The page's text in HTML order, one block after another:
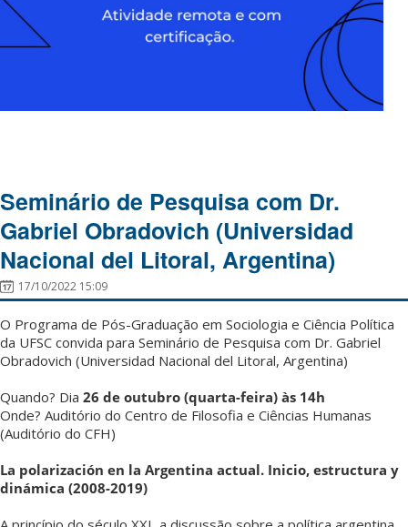
Seminário de Pesquisa com Dr.
Gabriel Obradovich (Universidad
Nacional del Litoral, Argentina)
17/10/2022 15:09
O Programa de Pós-Graduação em Sociologia e Ciência Política
da UFSC convida para Seminário de Pesquisa com Dr. Gabriel
Obradovich (Universidad Nacional del Litoral, Argentina)
Quando? Dia 26 de outubro (quarta-feira) às 14h
Onde? Auditório do Centro de Filosofia e Ciências Humanas
(Auditório do CFH)
La polarización en la Argentina actual. Inicio, estructura y
dinámica (2008-2019)